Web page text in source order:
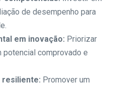
de desempenho para
em inovação: Priorizar
comprovado e
resiliente: Promover um